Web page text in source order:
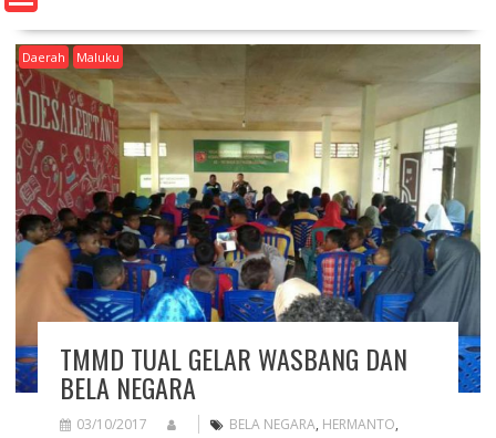
n
Daerah Maluku
TMMD TUAL GELAR WASBANG DAN
BELA NEGARA
03/10/2017 BELA NEGARA, HERMANTO,